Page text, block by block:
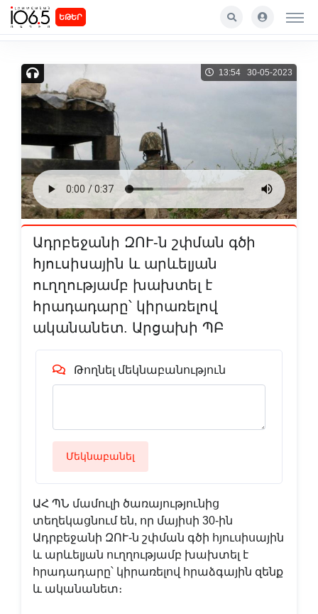
ԵԹԵՐ
13:54 30-05-2023
Ադրբեջանի ԶՈՒ-ն շփման գծի
հյուսիսային և արևելյան
ուղղությամբ խախտել է
հրադադարը՝ կիրառելով
ականանետ. Արցախի ՊԲ
Թողնել մեկնաբանություն
Մեկնաբանել
ԱՀ ՊՆ մամուլի ծառայությունից
տեղեկացնում են, որ մայիսի 30-ին
Ադրբեջանի ԶՈՒ-ն շփման գծի հյուսիսային
և արևելյան ուղղությամբ խախտել է
հրադադարը՝ կիրառելով հրաձգային զենք
և ականանետ։